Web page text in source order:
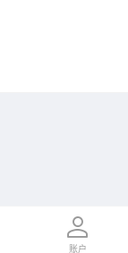
账户
账户